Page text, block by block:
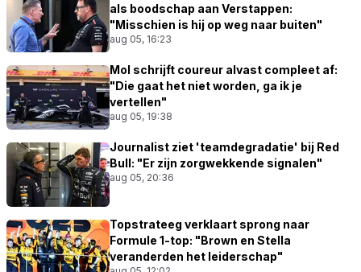
als boodschap aan Verstappen:
"Misschien is hij op weg naar buiten"
aug 05, 16:23
Mol schrijft coureur alvast compleet af:
"Die gaat het niet worden, ga ik je
vertellen"
aug 05, 19:38
Journalist ziet 'teamdegradatie' bij Red
Bull: "Er zijn zorgwekkende signalen"
aug 05, 20:36
Topstrateeg verklaart sprong naar
Formule 1-top: "Brown en Stella
veranderden het leiderschap"